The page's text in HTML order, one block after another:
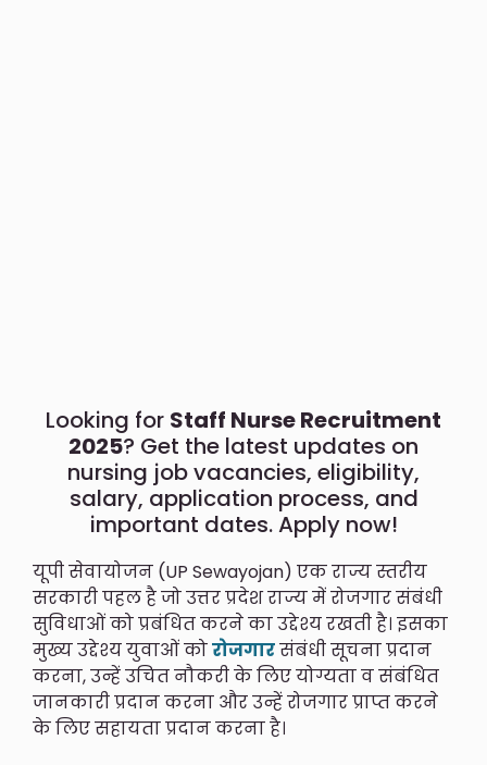
Looking for Staff Nurse Recruitment
2025? Get the latest updates on
nursing job vacancies, eligibility,
salary, application process, and
important dates. Apply now!
यूपी सेवायोजन (UP Sewayojan) एक राज्य स्तरीय
सरकारी पहल है जो उत्तर प्रदेश राज्य में रोजगार संबंधी
सुविधाओं को प्रबंधित करने का उद्देश्य रखती है। इसका
मुख्य उद्देश्य युवाओं कोरोजगारसंबंधी सूचना प्रदान
करना, उन्हें उचित नौकरी के लिए योग्यता व संबंधित
जानकारी प्रदान करना और उन्हें रोजगार प्राप्त करने
के लिए सहायता प्रदान करना है।